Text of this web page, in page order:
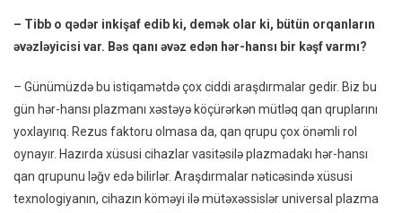
– Tibb o qədər inkişaf edib ki, demək olar ki, bütün orqanların
əvəzləyicisi var. Bəs qanı əvəz edən hər-hansı bir kəşf varmı?
– Günümüzdə bu istiqamətdə çox ciddi araşdırmalar gedir. Biz bu
gün hər-hansı plazmanı xəstəyə köçürərkən mütləq qan qruplarını
yoxlayırıq. Rezus faktoru olmasa da, qan qrupu çox önəmli rol
oynayır. Hazırda xüsusi cihazlar vasitəsilə plazmadakı hər-hansı
qan qrupunu ləğv edə bilirlər. Araşdırmalar nəticəsində xüsusi
texnologiyanın, cihazın köməyi ilə mütəxəssislər universal plazma